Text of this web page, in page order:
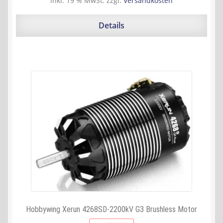
war:
ist:
Details
Hobbywing Xerun 4268SD-2200kV G3 Brushless Motor